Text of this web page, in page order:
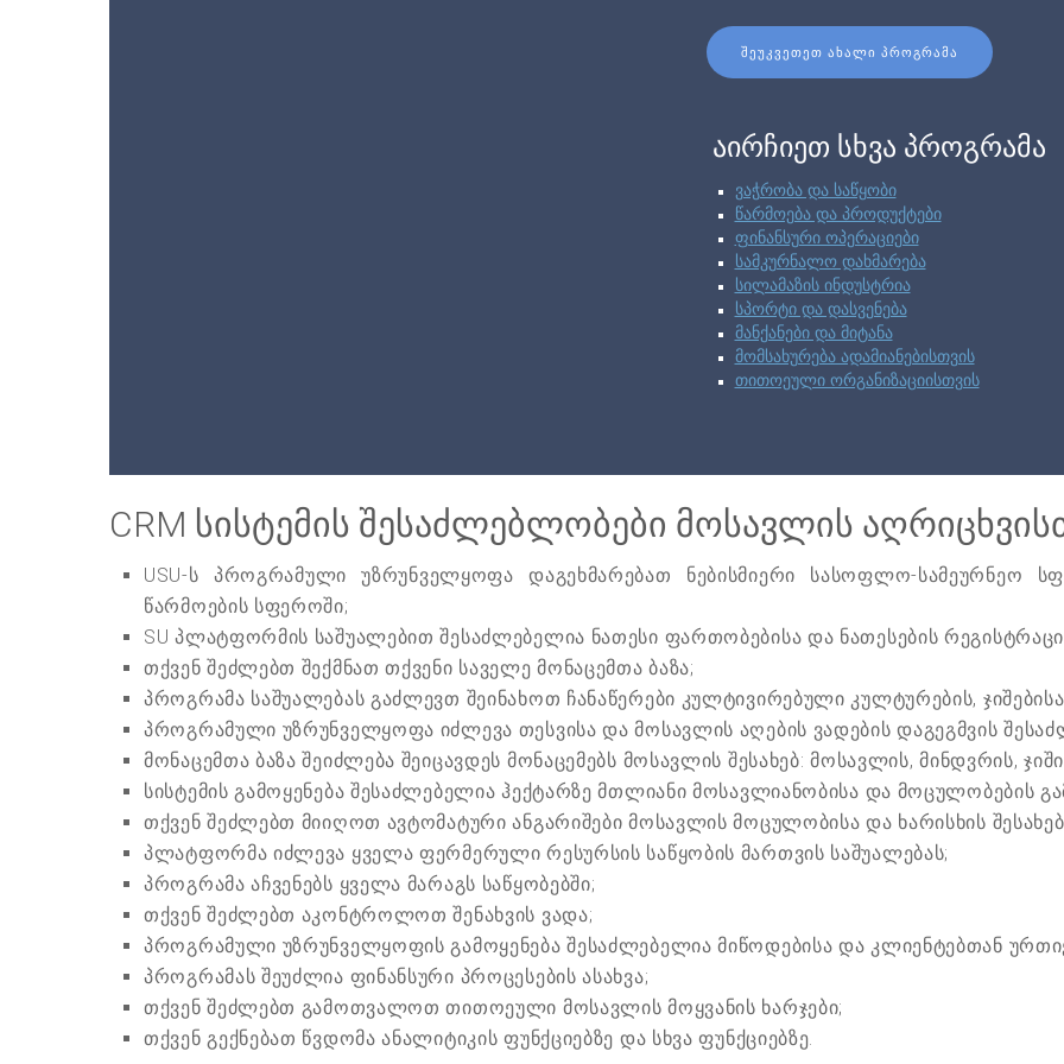
ᲨᲔᲣᲙᲕᲔᲗᲔᲗ ᲐᲮᲐᲚᲘ ᲞᲠᲝᲒᲠᲐᲛᲐ
აირჩიეთ სხვა პროგრამა
ვაჭრობა და საწყობი
წარმოება და პროდუქტები
ფინანსური ოპერაციები
სამკურნალო დახმარება
სილამაზის ინდუსტრია
სპორტი და დასვენება
მანქანები და მიტანა
მომსახურება ადამიანებისთვის
თითოეული ორგანიზაციისთვის
CRM სისტემის შესაძლებლობები მოსავლის
USU-ს პროგრამული უზრუნველყოფა დაგეხმარებათ ნებისმიერი სასოფლო-სამეურნეო
წარმოების სფეროში;
SU პლატფორმის საშუალებით შესაძლებელია ნათესი ფართობებისა და ნათესების
თქვენ შეძლებთ შექმნათ თქვენი საველე მონაცემთა ბაზა;
პროგრამა საშუალებას გაძლევთ შეინახოთ ჩანაწერები კულტივირებული კულტურების,
პროგრამული უზრუნველყოფა იძლევა თესვისა და მოსავლის აღების ვადების დაგეგმვის
მონაცემთა ბაზა შეიძლება შეიცავდეს მონაცემებს მოსავლის შესახებ: მოსავლის, მინდვრის,
სისტემის გამოყენება შესაძლებელია ჰექტარზე მთლიანი მოსავლიანობისა და მოცულობების
თქვენ შეძლებთ მიიღოთ ავტომატური ანგარიშები მოსავლის მოცულობისა და ხარისხის
პლატფორმა იძლევა ყველა ფერმერული რესურსის საწყობის მართვის საშუალებას;
პროგრამა აჩვენებს ყველა მარაგს საწყობებში;
თქვენ შეძლებთ აკონტროლოთ შენახვის ვადა;
პროგრამული უზრუნველყოფის გამოყენება შესაძლებელია მიწოდებისა და კლიენტებთან
პროგრამას შეუძლია ფინანსური პროცესების ასახვა;
თქვენ შეძლებთ გამოთვალოთ თითოეული მოსავლის მოყვანის ხარჯები;
თქვენ გექნებათ წვდომა ანალიტიკის ფუნქციებზე და სხვა ფუნქციებზე.